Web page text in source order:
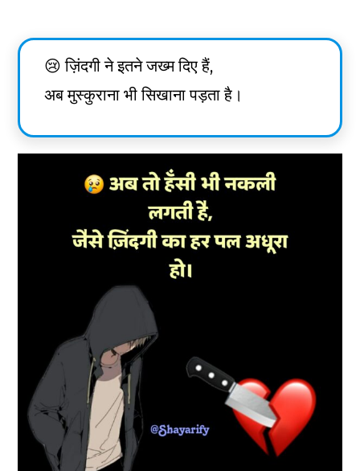
😢 ज़िंदगी ने इतने जख्म दिए हैं,
अब मुस्कुराना भी सिखाना पड़ता है।